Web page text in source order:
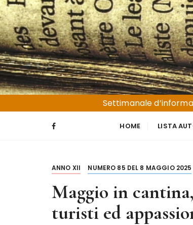
S
a
l
t
a
a
l
c
Trucioli
Liguria e Basso Piemonte
Settimanale
HOME LISTA
ANNO XII NUMERO 85 DEL 8 MAGGIO 2025
Maggio in
turisti ed